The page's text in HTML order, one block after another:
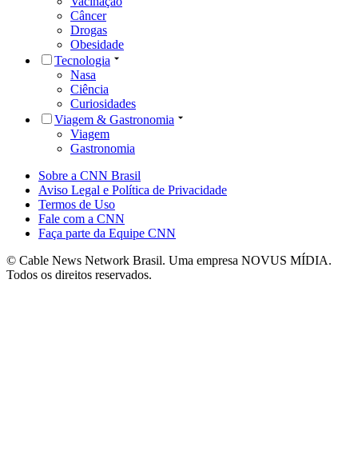
Câncer
Drogas
Obesidade
Tecnologia
Nasa
Ciência
Curiosidades
Viagem & Gastronomia
Viagem
Gastronomia
Sobre a CNN Brasil
Aviso Legal e Política de Privacidade
Termos de Uso
Fale com a CNN
Faça parte da Equipe CNN
© Cable News Network Brasil. Uma empresa NOVUS MÍDIA.
Todos os direitos reservados.